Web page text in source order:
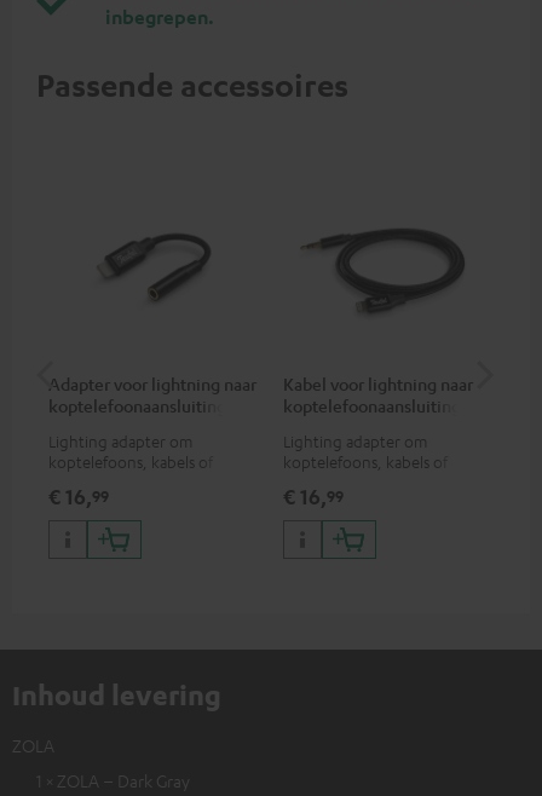
inbegrepen.
Passende accessoires
Adapter voor lightning naar
koptelefoonaansluiting
Lighting adapter om
koptelefoons, kabels of
jack plug aan te sluiten op
iPhone, iPad, iPod etc., MFI
gecertificeerd, 100%
compatibel
€ 16,99
Kabel voor lightning naar
koptelefoonaansluiting
Lighting adapter om
koptelefoons, kabels of
jack plug aan te sluiten op
iPhone, iPad, iPod etc., MFI
gecertificeerd, 100%
compatibel
€ 16,99
Inhoud levering
ZOLA
1 × ZOLA – Dark Gray